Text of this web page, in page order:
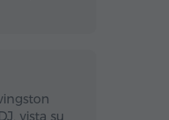
vista su